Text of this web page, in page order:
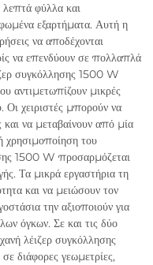
φύλλα και
εξαρτήματα. Αυτή η
να αποδέχονται
να επενδύουν σε πολλαπλά
συγκόλλησης 1500 W
αντιμετωπίζουν μικρές
Οι χειριστές μπορούν να
και να μεταβαίνουν από μία
χρησιμοποίηση του
1500 W προσαρμόζεται
Τα μικρά εργαστήρια τη
και να μειώσουν τον
την αξιοποιούν για
όγκων. Σε και τις δύο
λέιζερ συγκόλλησης
διάφορες γεωμετρίες,